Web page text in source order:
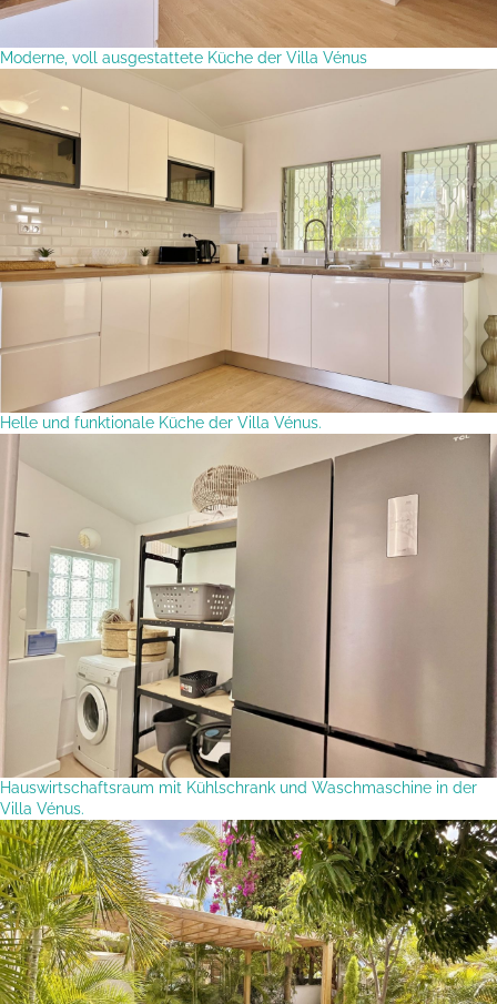
Moderne, voll ausgestattete Küche der Villa Vénus
Helle und funktionale Küche der Villa Vénus.
Hauswirtschaftsraum mit Kühlschrank und Waschmaschine in der
Villa Vénus.